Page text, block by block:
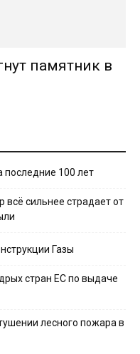
памятник в
последние 100 лет
всё сильнее страдает от
Газы
стран ЕС по выдаче
лесного пожара в